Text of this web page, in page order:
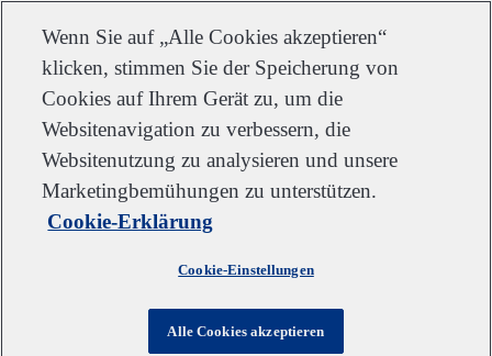
Go to home
Jump to navigation
Jump to content
Contact
Kundendienst Kontakt Newsletter KarriereLieferanten
Austria
Au
str
ali
a
Australia
Au
stri Brazil
Ca
na
Canada
中国大陆
Wenn Sie auf „Alle Cookies akzeptieren“
klicken, stimmen Sie der Speicherung von
Cookies auf Ihrem Gerät zu, um die
Websitenavigation zu verbessern, die
Websitenutzung zu analysieren und unsere
Marketingbemühungen zu unterstützen.
Cookie-Erklärung
Cookie-Einstellungen
Alle Cookies akzeptieren